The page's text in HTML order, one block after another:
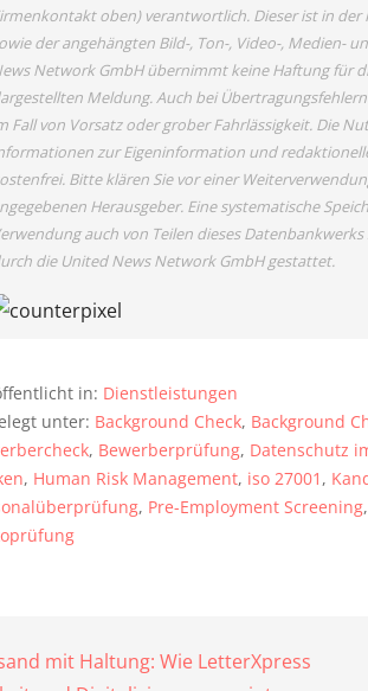
oben) verantwortlich. Dieser ist in der
der angehängten Bild-, Ton-, Video-, Medien-
Network GmbH übernimmt keine Haftung für
Meldung. Auch bei
Fall von Vorsatz oder grober Fahrlässigkeit. Die
zur Eigeninformation und
Bitte klären Sie vor einer
Herausgeber. Eine systematische
auch von Teilen dieses
die United News Network GmbH gestattet.
in: Dienstleistungen
unter: Background Check, Background
, Bewerberprüfung, Datenschutz
, Human Risk Management, iso 27001 ,
, Pre-Employment Screening,
mit Haltung: Wie LetterXpress